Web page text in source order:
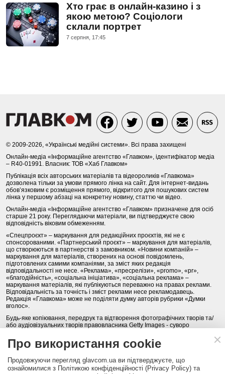
Хто грає в онлайн-казино і з
якою метою? Соціологи
склали портрет
7 серпня, 17:45
© 2009-2026, «Українські медійні системи». Всі права захищені
Онлайн-медіа «Інформаційне агентство «Главком», ідентифікатор медіа
– R40-01991. Власник: ТОВ «Хаб Главком»
Публікація всіх авторських матеріалів та відеороликів «Главкома»
дозволена тільки за умови прямого лінка на сайт. Для інтернет-видань
обов’язковим є розміщення прямого, відкритого для пошукових систем
лінка у першому абзаці на конкретну новину, статтю чи відео.
Онлайн-медіа «Інформаційне агентство «Главком» призначене для осіб
старше 21 року. Переглядаючи матеріали, ви підтверджуєте свою
відповідність віковим обмеженням.
«Спецпроєкт» – маркування для редакційних проєктів, які не є
спонсорованими. «Партнерський проєкт» – маркування для матеріалів,
що створюються в партнерстві з замовником. «Новини компаній» –
маркування для матеріалів, створених на основі повідомлень,
підготовлених самими компаніями, за зміст яких редакція
відповідальності не несе. «Реклама», «пресрелізи», «promo», «pr»,
«благодійність», «соціальна ініціатива», «соціальна реклама» –
маркування матеріалів, які публікуються переважно на правах реклами.
Відповідальність за точність і зміст реклами несе рекламодавець.
Редакція «Главкома» може не поділяти думку авторів рубрики «Думки
вголос».
Будь-яке копіювання, передрук та відтворення фотографічних творів та/
або аудіовізуальних творів правовласника Getty Images - суворо
Політика конфіденційності (Privacy Policy). Правила сайту
КОНТАКТИ НАША КОМАНДА АРХІВ
Про використання cookie
Продовжуючи перегляд glavcom.ua ви підтверджуєте, що
ознайомилися з Політикою конфіденційності (Privacy Policy) та